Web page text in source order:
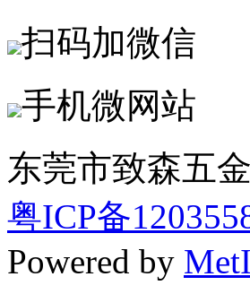
扫码加微信
手机微网站
东莞市致森五
粤ICP备
Powered by